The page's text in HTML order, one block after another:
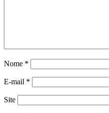
Nome *
E-mail *
Site